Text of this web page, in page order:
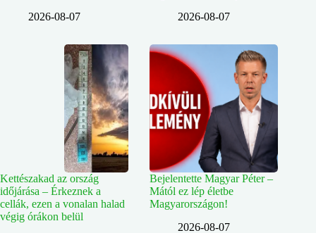
2026-08-07
2026-08-07
Kettészakad az ország
időjárása – Érkeznek a
cellák, ezen a vonalan halad
végig órákon belül
Bejelentette Magyar Péter –
Mától ez lép életbe
Magyarországon!
2026-08-07